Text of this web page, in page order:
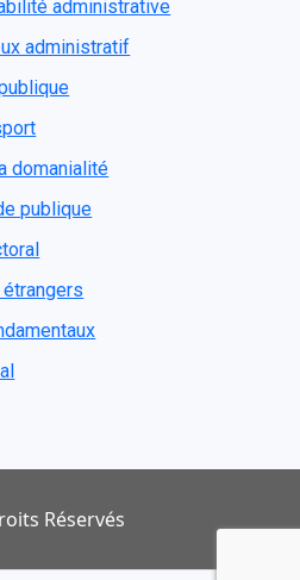
administrative
administratif
domanialité
publique
Réservés